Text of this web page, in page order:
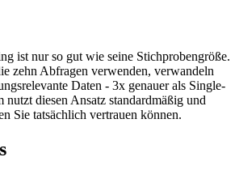
ist nur so gut wie seine Stichprobengröße.
zehn Abfragen verwenden, verwandeln
Daten - 3x genauer als Single-
diesen Ansatz standardmäßig und
Sie tatsächlich vertrauen können.